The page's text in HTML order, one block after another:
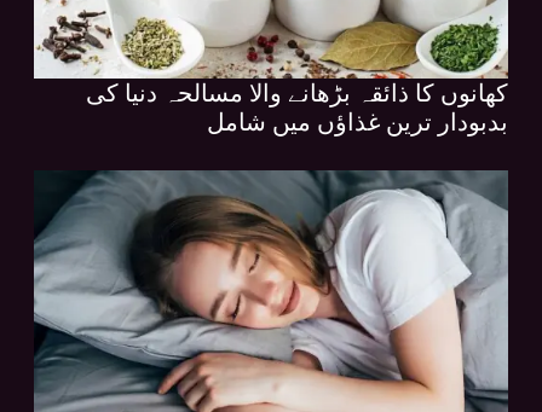
کھانوں کا ذائقہ بڑھانے والا مسالحہ دنیا کی
بدبودار ترین غذاؤں میں شامل